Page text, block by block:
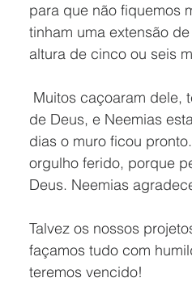
para que não fiquemos
tinham uma extensão
altura de cinco ou seis
de Deus, e Neemias
dias o muro ficou
orgulho ferido, porque
Deus. Neemias
Talvez os nossos
façamos tudo com
teremos vencido!